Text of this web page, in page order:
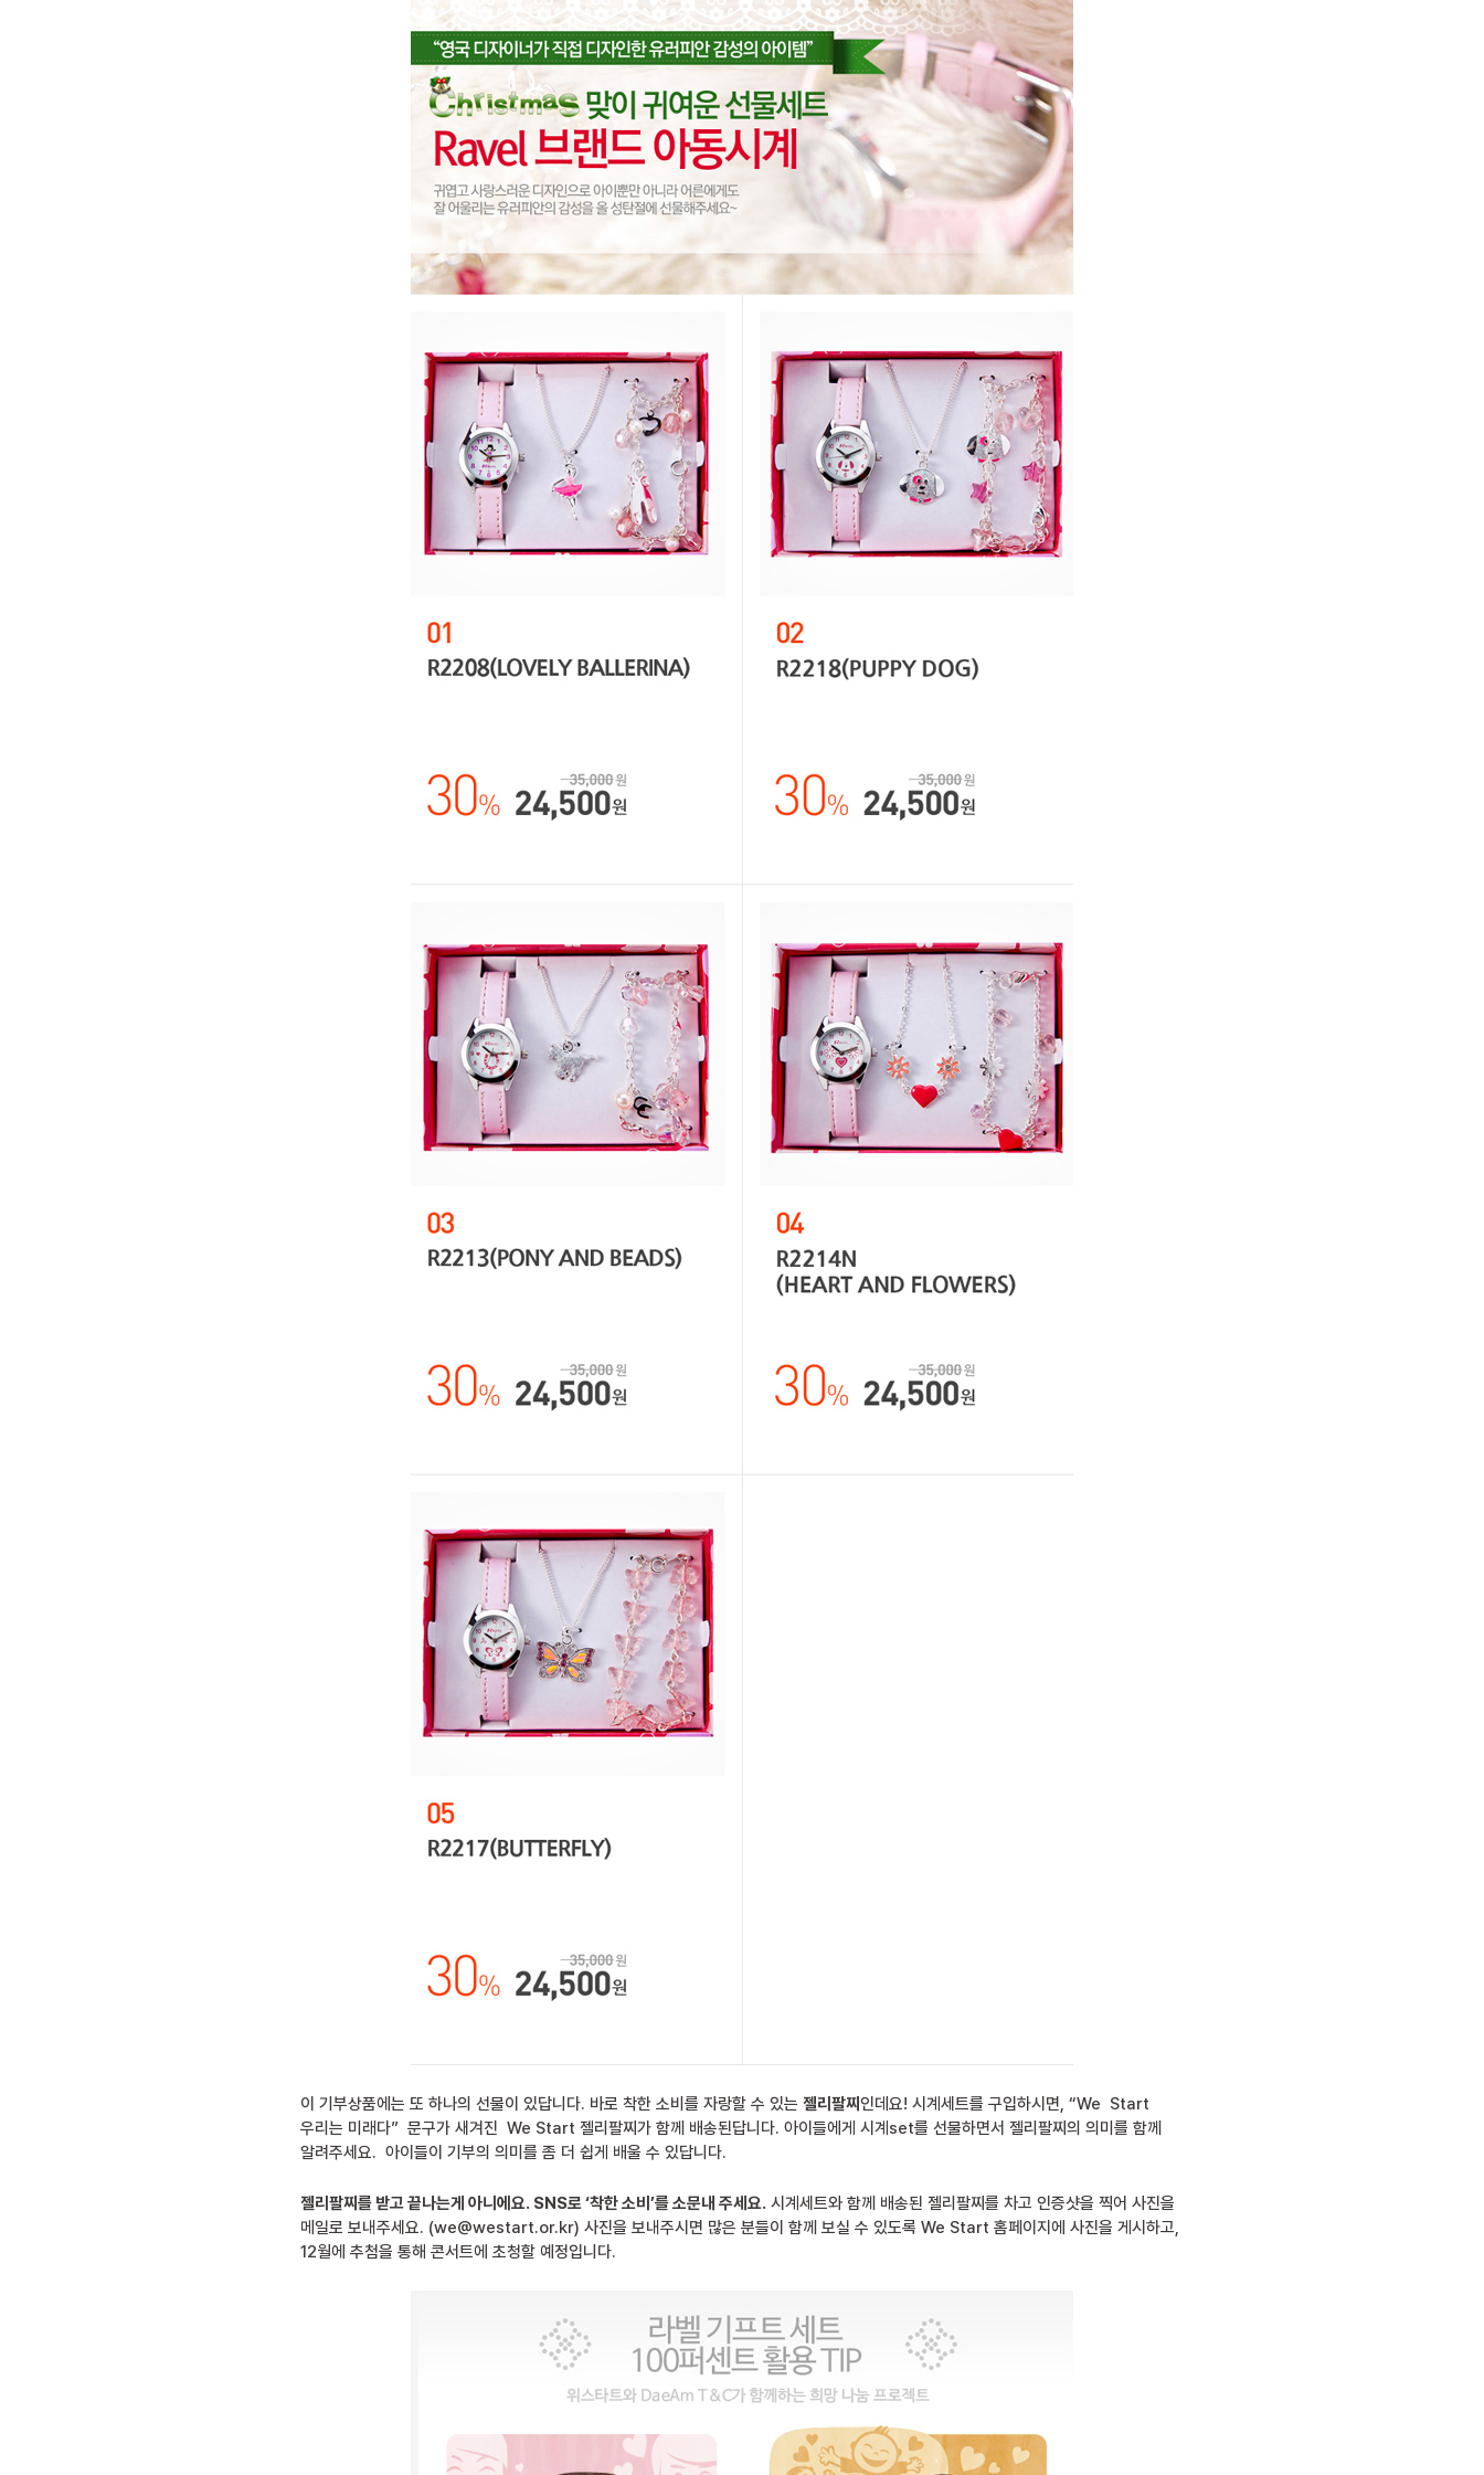
이 기부상품에는 또 하나의 선물이 있답니다. 바로 착한 소비를 자랑할 수 있는 젤리팔찌인데요! 시계세트를 구입하시면, “We Start
우리는 미래다” 문구가 새겨진 We Start 젤리팔찌가 함께 배송된답니다. 아이들에게 시계set를 선물하면서 젤리팔찌의 의미를 함께
알려주세요. 아이들이 기부의 의미를 좀 더 쉽게 배울 수 있답니다.
젤리팔찌를 받고 끝나는게 아니에요. SNS로 ‘착한 소비’를 소문내 주세요. 시계세트와 함께 배송된 젤리팔찌를 차고 인증샷을 찍어 사진을
메일로 보내주세요. (we@westart.or.kr) 사진을 보내주시면 많은 분들이 함께 보실 수 있도록 We Start 홈페이지에 사진을 게시하고,
12월에 추첨을 통해 콘서트에 초청할 예정입니다.